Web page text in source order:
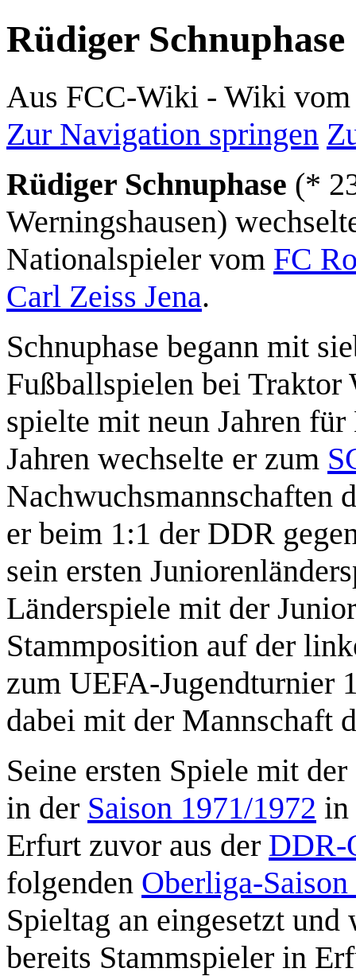
Rüdiger Schnuphase
Aus FCC-Wiki - Wiki vom
Zur Navigation springen
Rüdiger Schnuphase (*
Werningshausen)
Nationalspieler vom FC
Carl Zeiss Jena.
Schnuphase begann mit
Fußballspielen bei Traktor
spielte mit neun Jahren
Jahren wechselte er zum
Nachwuchsmannschaften
er beim 1:1 der DDR
sein ersten
Länderspiele mit der
Stammposition auf der
zum UEFA-Jugendturnier
dabei mit der Mannschaft
Seine ersten Spiele mit
in der Saison 1971/1972 in
Erfurt zuvor aus der DDR-
folgenden Oberliga-
Spieltag an eingesetzt
bereits Stammspieler in